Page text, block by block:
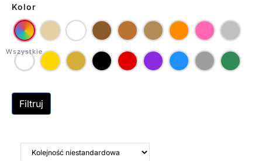
modnych pastelach-
zieleni, pudrowym różu i
miodowym żółtym.
Charakterystycznym
tworzą we wnętrzu
Kolor
Filtruj